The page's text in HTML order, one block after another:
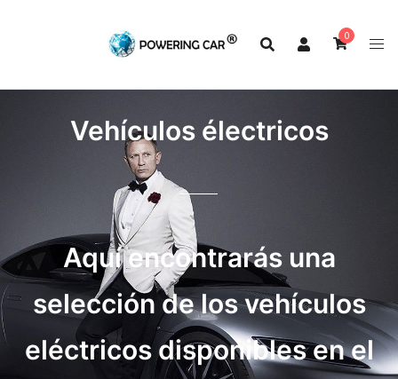
0
Vehículos électricos
Aquí encontrarás una
selección de los vehículos
eléctricos disponibles en el